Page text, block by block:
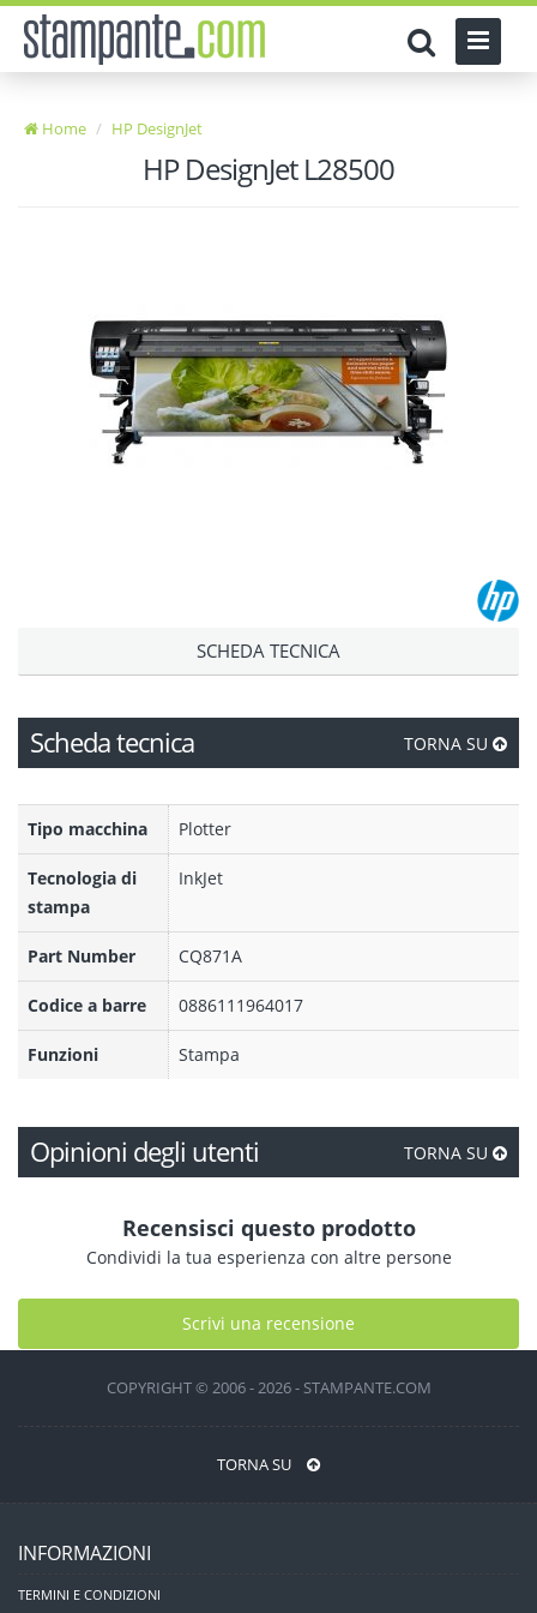
Home HP DesignJet
HP DesignJet L28500
SCHEDA TECNICA
Scheda tecnica TORNA SU
Tipo macchina Plotter
Tecnologia di
stampa
InkJet
Part Number CQ871A
Codice a barre 0886111964017
Funzioni Stampa
Opinioni degli utenti TORNA SU
Recensisci questo prodotto
Condividi la tua esperienza con altre persone
Scrivi una recensione
COPYRIGHT © 2006 - 2026 - STAMPANTE.COM
TORNA SU
INFORMAZIONI
TERMINI E CONDIZIONI